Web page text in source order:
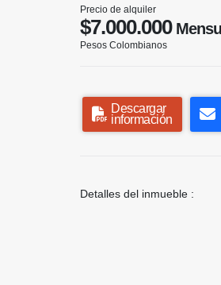
Precio de alquiler
$7.000.000
Pesos Colombianos
Descargar
información
Detalles del inmueble :